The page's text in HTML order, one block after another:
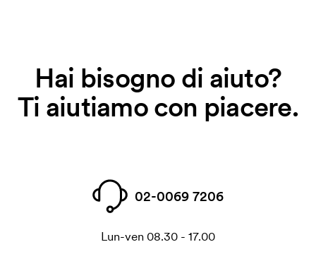
Hai bisogno di aiuto?
Ti aiutiamo con piacere.
02-0069 7206
Lun-ven 08.30 - 17.00